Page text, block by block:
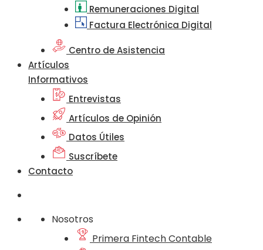
Remuneraciones Digital
Factura Electrónica Digital
Centro de Asistencia
Artículos
Informativos
Entrevistas
Artículos de Opinión
Datos Útiles
Suscríbete
Contacto
Nosotros
Primera Fintech Contable